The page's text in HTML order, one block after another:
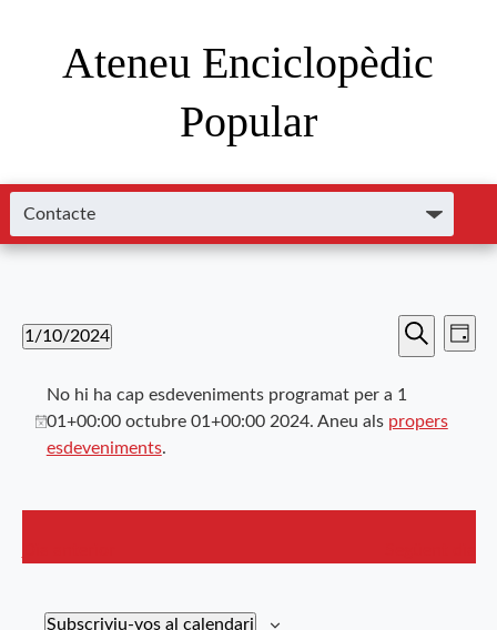
Ateneu Enciclopèdic
Popular
i
Cerca de
Dia
1/10/2024
una
data.
No hi ha cap esdeveniments programat per a 1
01+00:00 octubre 01+00:00 2024. Aneu als propers
esdeveniments.
Subscriviu-vos al calendari